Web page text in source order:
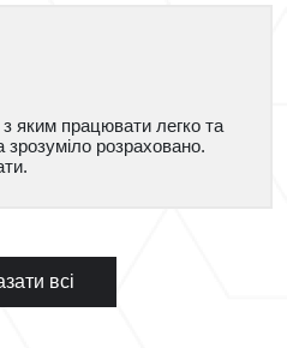
яким працювати легко та
розраховано.
всі